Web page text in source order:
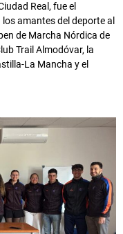
Real, fue el
amantes del deporte al
de Marcha Nórdica de
Trail Almodóvar, la
La Mancha y el